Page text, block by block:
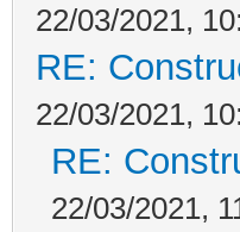
22/03/2021,
RE:
22/03/2021,
RE:
22/03/2021,